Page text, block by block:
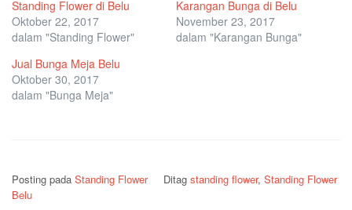
Standing Flower di Belu
Oktober 22, 2017
dalam "Standing Flower"
Karangan Bunga di Belu
November 23, 2017
dalam "Karangan Bunga"
Jual Bunga Meja Belu
Oktober 30, 2017
dalam "Bunga Meja"
Posting pada Standing Flower Ditag standing flower, Standing Flower
Belu